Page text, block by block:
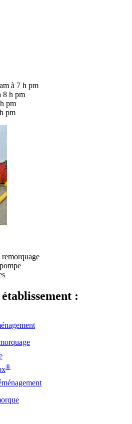
à 7 h pm
8 h pm
pm
pm
:
®